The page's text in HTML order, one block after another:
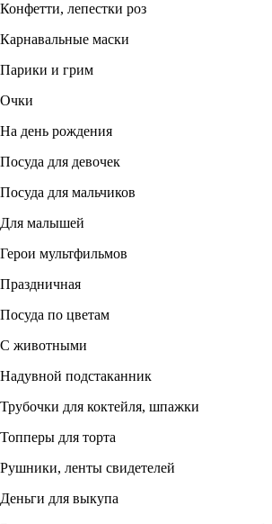
Конфетти, лепестки роз
Карнавальные маски
Парики и грим
Очки
На день рождения
Посуда для девочек
Посуда для мальчиков
Для малышей
Герои мультфильмов
Праздничная
Посуда по цветам
С животными
Надувной подстаканник
Трубочки для коктейля, шпажки
Топперы для торта
Рушники, ленты свидетелей
Деньги для выкупа